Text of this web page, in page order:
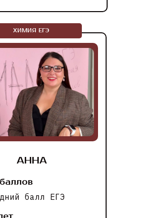
балл ЕГЭ
АННА
ХИМИЯ ЕГЭ